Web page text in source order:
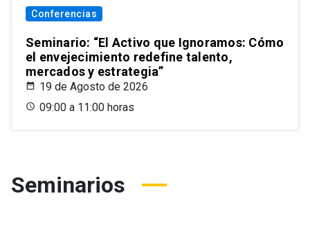
Conferencias
Seminario: “El Activo que Ignoramos: Cómo
el envejecimiento redefine talento,
mercados y estrategia”
19 de Agosto de 2026
09:00 a 11:00 horas
Seminarios